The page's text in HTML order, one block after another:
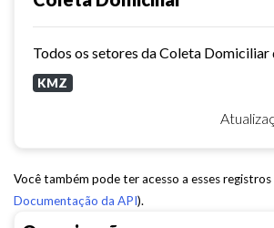
KMZ
Você também pode ter acesso a esses registros
Documentação da API).